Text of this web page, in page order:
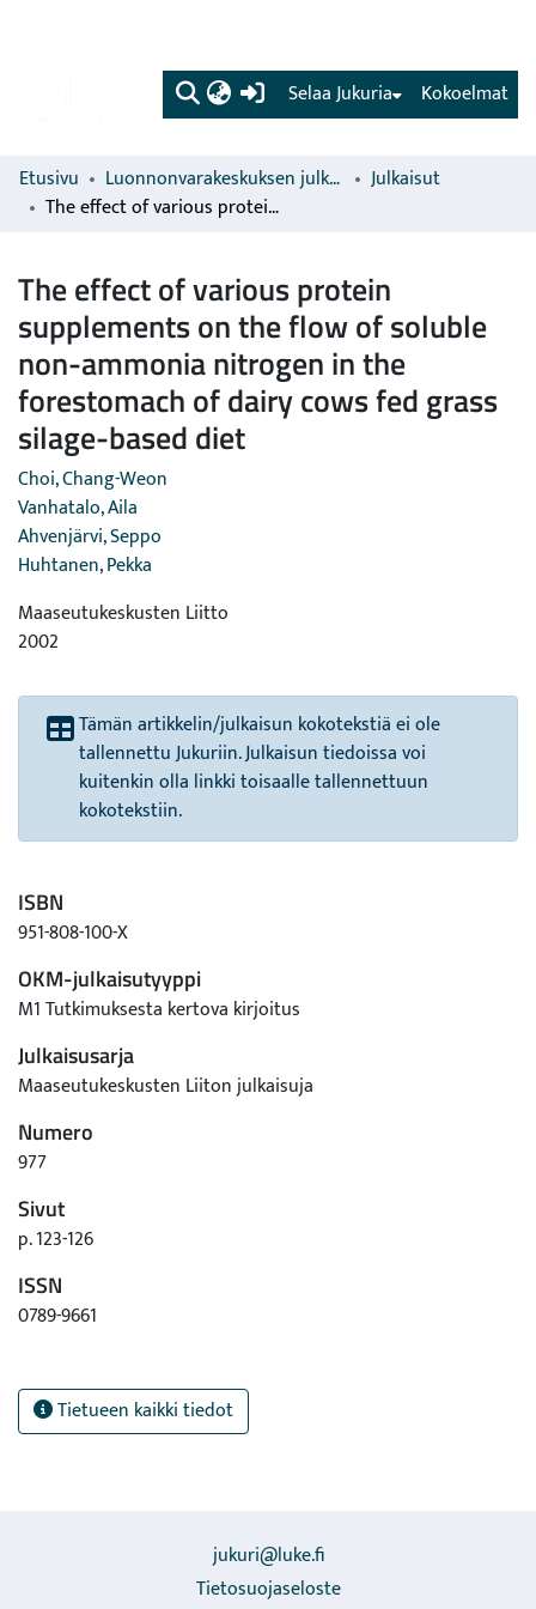
(current) Kokoelmat
Selaa Jukuria
Etusivu Luonnonvarakeskuksen julkaisut
Julkaisut
The effect of various protein supplements on the flow of soluble non-ammonia nitrogen in the forestomach of dairy cows fed grass silage-based diet
The effect of various protein
supplements on the flow of soluble
non-ammonia nitrogen in the
forestomach of dairy cows fed grass
silage-based diet
Choi, Chang-Weon
Vanhatalo, Aila
Ahvenjärvi, Seppo
Huhtanen, Pekka
Maaseutukeskusten Liitto
2002
Tämän artikkelin/julkaisun kokotekstiä ei ole
tallennettu Jukuriin. Julkaisun tiedoissa voi
kuitenkin olla linkki toisaalle tallennettuun
kokotekstiin.
ISBN
951-808-100-X
OKM-julkaisutyyppi
M1 Tutkimuksesta kertova kirjoitus
Julkaisusarja
Maaseutukeskusten Liiton julkaisuja
Numero
977
Sivut
p. 123-126
ISSN
0789-9661
Tietueen kaikki tiedot
jukuri@luke.fi
Tietosuojaseloste